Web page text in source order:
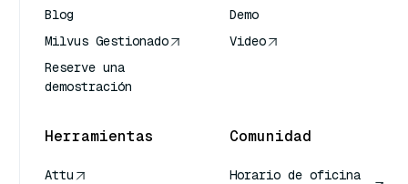
Blog
Milvus Gestionado
Reserve una
demostración
Demo
Video
Herramientas
Attu
Comunidad
Horario de oficina